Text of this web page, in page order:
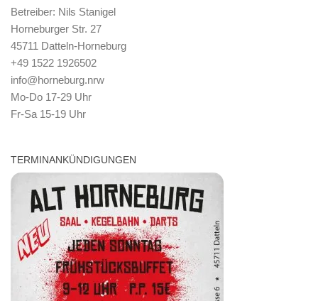
Betreiber: Nils Stanigel
Horneburger Str. 27
45711 Datteln-Horneburg
+49 1522 1926502
info@horneburg.nrw
Mo-Do 17-29 Uhr
Fr-Sa 15-19 Uhr
TERMINANKÜNDIGUNGEN